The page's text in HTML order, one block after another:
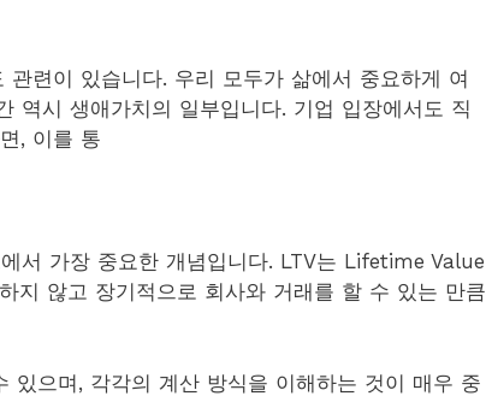
련이 있습니다. 우리 모두가 삶에서 중요하게 여
역시 생애가치의 일부입니다. 기업 입장에서도 직
, 이를 통
서 가장 중요한 개념입니다. LTV는 Lifetime Value
지 않고 장기적으로 회사와 거래를 할 수 있는 만큼
있으며, 각각의 계산 방식을 이해하는 것이 매우 중